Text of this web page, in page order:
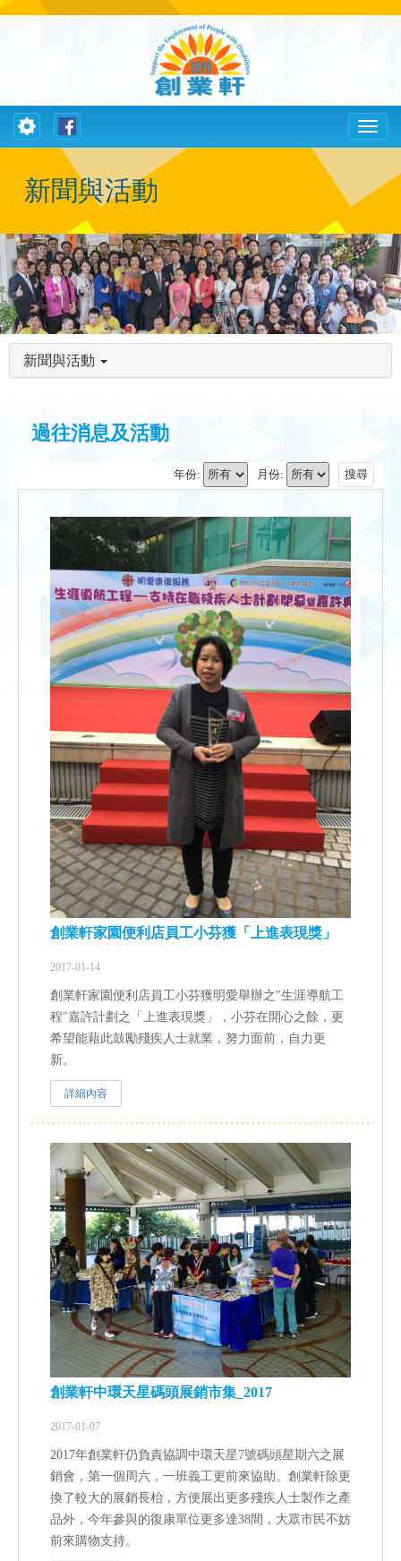
Toggle
Toggle
navigation
新聞與活動
新聞與活動
過往消息及活動
搜尋
月份:
年份:
創業軒家園便利店員工小芬獲「上進表現獎」
2017-01-14
創業軒家園便利店員工小芬獲明愛舉辦之"生涯導航工
程"嘉許計劃之「上進表現獎」，小芬在開心之餘，更
希望能藉此鼓勵殘疾人士就業，努力面前，自力更
新。
詳細內容
創業軒中環天星碼頭展銷市集_2017
2017-01-07
2017年創業軒仍負責協調中環天星7號碼頭星期六之展
銷會，第一個周六，一班義工更前來協助。創業軒除更
換了較大的展銷長枱，方便展出更多殘疾人士製作之產
品外，今年參與的復康單位更多達38間，大眾市民不妨
前來購物支持。